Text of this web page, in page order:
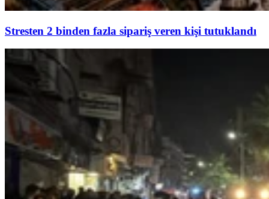
Stresten 2 binden fazla sipariş veren kişi tutuklandı